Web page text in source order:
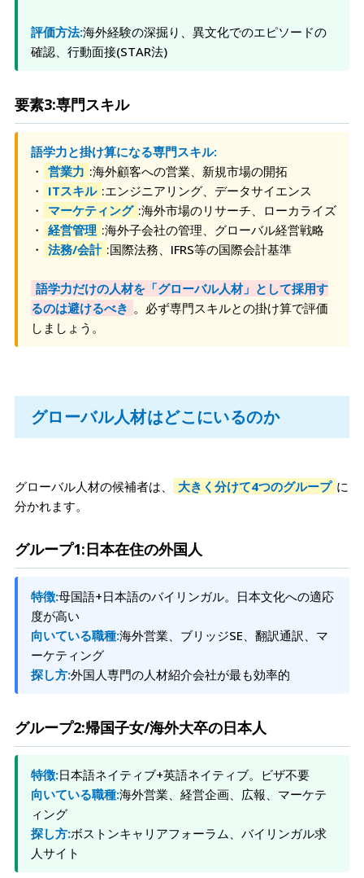
評価方法:海外経験の深掘り、異文化でのエピソードの
確認、行動面接(STAR法)
要素3:専門スキル
語学力と掛け算になる専門スキル:
・ 営業力 :海外顧客への営業、新規市場の開拓
・
ITスキル :エンジニアリング、データサイエンス
・
マーケティング :海外市場のリサーチ、ローカライズ
・ 経営管理 :海外子会社の管理、グローバル経営戦略
・ 法務/会計 :国際法務、IFRS等の国際会計基準
語学力だけの人材を「グローバル人材」として採用す
るのは避けるべき 。必ず専門スキルとの掛け算で評価
しましょう。
グローバル人材はどこにいるのか
グローバル人材の候補者は、 大きく分けて4つのグループ に
分かれます。
グループ1:日本在住の外国人
特徴:母国語+日本語のバイリンガル。日本文化への適応
度が高い
向いている職種:海外営業、ブリッジSE、翻訳通訳、マ
ーケティング
探し方:外国人専門の人材紹介会社が最も効率的
グループ2:帰国子女/海外大卒の日本人
特徴:日本語ネイティブ+英語ネイティブ。ビザ不要
向いている職種:海外営業、経営企画、広報、マーケテ
ィング
探し方:ボストンキャリアフォーラム、バイリンガル求
人サイト